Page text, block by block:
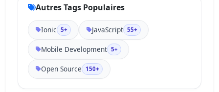
Autres Tags Populaires
Ionic 5+ JavaScript 55+
Mobile Development 5+
Open Source 150+